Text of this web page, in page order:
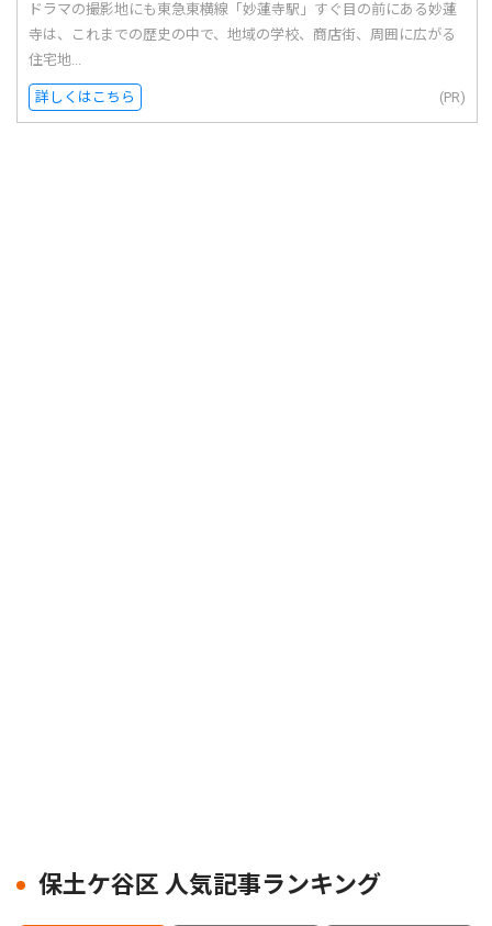
ドラマの撮影地にも東急東横線「妙蓮寺駅」すぐ目の前にある妙蓮
寺は、これまでの歴史の中で、地域の学校、商店街、周囲に広がる
住宅地...
詳しくはこちら (PR)
保土ケ谷区 人気記事ランキング